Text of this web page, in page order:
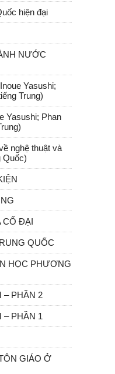
hiện đại
NƯỚC
Yasushi;
Trung)
Yasushi; Phan
nghệ thuật và
Quốc)
CỔ ĐẠI
QUỐC
HỌC PHƯƠNG
– PHẦN 2
– PHẦN 1
GIÁO Ở